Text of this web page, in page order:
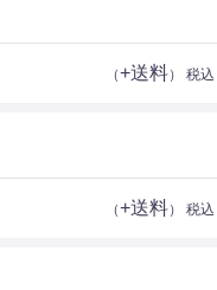
（+送料） 税込
（+送料） 税込